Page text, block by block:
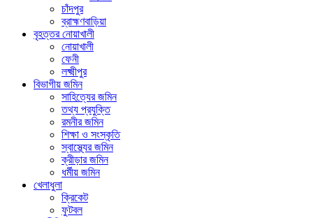
চাঁদপুর
ব্রাহ্মণবাড়িয়া
বৃহত্তর নোয়াখালী
নোয়াখালী
ফেনী
লক্ষ্মীপুর
বিভাগীয় জমিন
সাহিত্যের জমিন
তথ্য প্রযুক্তি
রমনীর জমিন
শিক্ষা ও সংস্কৃতি
স্বাস্থ্যের জমিন
ক্রীড়ার জমিন
ধর্মীয় জমিন
খেলাধুলা
ক্রিকেট
ফুটবল